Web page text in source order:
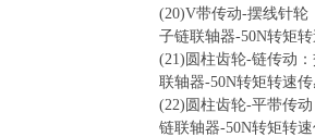
(20)V带传动-摆线针轮
子链联轴器-50N转矩
(21)圆柱齿轮-链传动
联轴器-50N转矩转速
(22)圆柱齿轮-平带传
链联轴器-50N转矩转